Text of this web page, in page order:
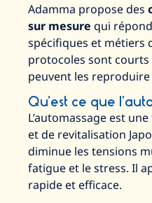
Adamma propose des
sur mesure qui
spécifiques et métiers
protocoles sont courts
peuvent les
Qu’est ce que
L’automassage est
et de revitalisation
diminue les tensions
fatigue et le stress. Il
rapide et efficace.